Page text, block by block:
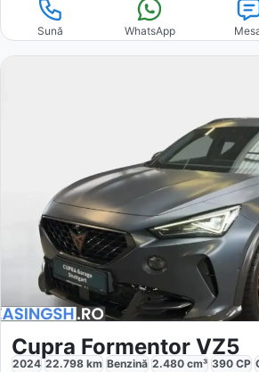
Sună WhatsApp
Cupra Formentor VZ5
2024 22.798 km Benzină 2.480 cm³ 390 CP